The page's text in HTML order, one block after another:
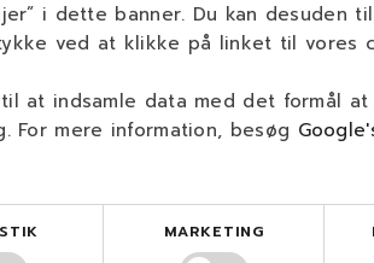
1,1 mm
(0,043″)
i dette banner. Du kan desuden
ved at klikke på linket til vores
at indsamle data med det formål
For mere information, besøg
MARKETING